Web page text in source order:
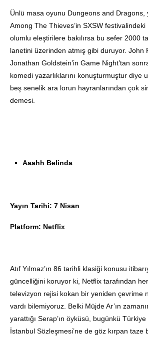
Ünlü masa oyunu Dungeons and Dragons,
Among The Thieves’in SXSW
olumlu eleştirilere bakılırsa bu sefer 2000
lanetini üzerinden atmış gibi duruyor. John
Jonathan Goldstein’in Game Night’tan
komedi yazarlıklarını konuşturmuştur diye
beş senelik ara lorun hayranlarından çok
demesi.
Aaahh Belinda
Yayın Tarihi: 7 Nisan
Platform: Netflix
Atıf Yılmaz’ın 86 tarihli klasiği konusu
güncelliğini koruyor ki, Netflix tarafından
televizyon rejisi kokan bir yeniden çevrime
vardı bilemiyoruz. Belki Müjde Ar’ın
yarattığı Serap’ın öyküsü, bugünkü Türkiye
İstanbul Sözleşmesi’ne de göz kırpan taze